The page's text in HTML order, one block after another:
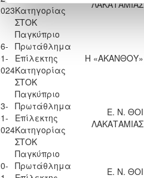
Κατηγορίας
ΣΤΟΚ
ΛΑΚΑΤΑΜΙΑΣ
Παγκύπριο
Πρωτάθλημα
Επίλεκτης
Κατηγορίας
ΣΤΟΚ
Η «ΑΚΑΝΘΟΥ»
Παγκύπριο
Πρωτάθλημα
Επίλεκτης
Κατηγορίας
ΣΤΟΚ
Ε. Ν. ΘΟΙ
ΛΑΚΑΤΑΜΙΑΣ
Παγκύπριο
Πρωτάθλημα
Ε. Ν. ΘΟΙ